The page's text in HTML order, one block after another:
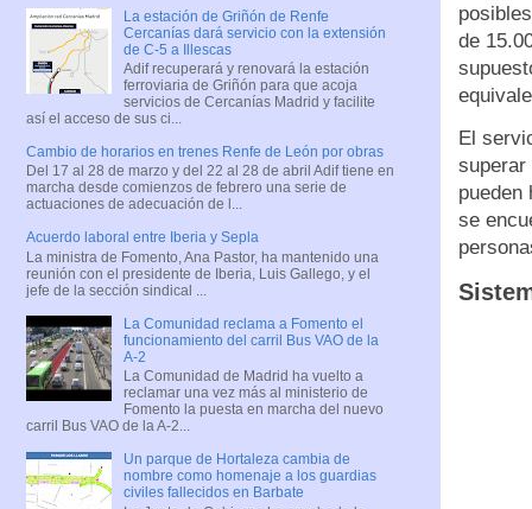
de
El
superar
pueden
se
La estación de Griñón de Renfe
Cercanías dará servicio con la extensión
de C-5 a Illescas
Adif recuperará y renovará la estación
ferroviaria de Griñón para que acoja
servicios de Cercanías Madrid y facilite
así el acceso de sus ci...
Cambio de horarios en trenes Renfe de León por obras
Del 17 al 28 de marzo y del 22 al 28 de abril Adif tiene en
marcha desde comienzos de febrero una serie de
actuaciones de adecuación de l...
Acuerdo laboral entre Iberia y Sepla
La ministra de Fomento, Ana Pastor, ha mantenido una
reunión con el presidente de Iberia, Luis Gallego, y el
jefe de la sección sindical ...
La Comunidad reclama a Fomento el
funcionamiento del carril Bus VAO de la
A-2
La Comunidad de Madrid ha vuelto a
reclamar una vez más al ministerio de
Fomento la puesta en marcha del nuevo
carril Bus VAO de la A-2...
Un parque de Hortaleza cambia de
nombre como homenaje a los guardias
civiles fallecidos en Barbate